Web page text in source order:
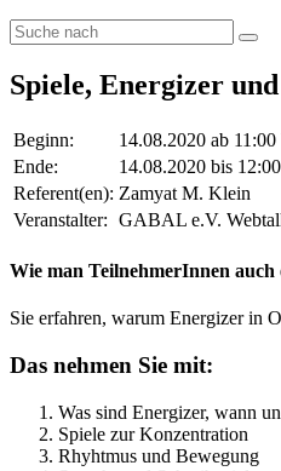
Spiele, Energizer
Beginn:
14.08.2020 ab
Ende:
14.08.2020 bis
Referent(en): Zamyat M. Klein
Veranstalter: GABAL e.V.
Wie man TeilnehmerInnen
Sie erfahren, warum Energizer in
Das nehmen Sie mit:
Was sind Energizer, wann
Spiele zur Konzentration
Rhyhtmus und Bewegung